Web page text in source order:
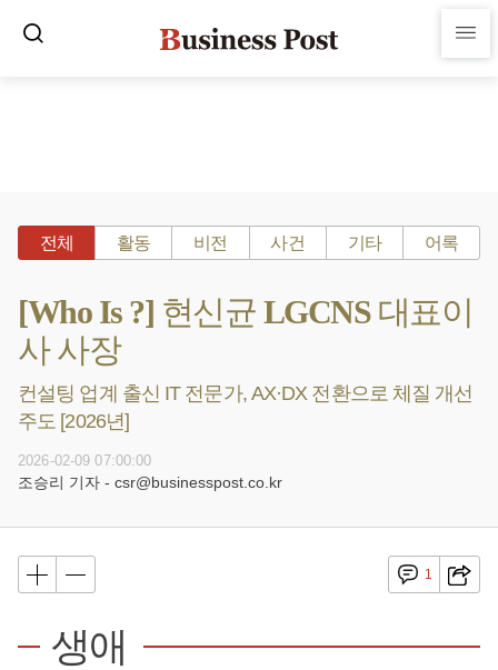
전체 활동 비전 사건 기타 어록
[Who Is ?] 현신균 LGCNS 대표이
사 사장
컨설팅 업계 출신 IT 전문가, AX·DX 전환으로 체질 개선
주도 [2026년]
2026-02-09 07:00:00
조승리 기자 - csr@businesspost.co.kr
1
생애